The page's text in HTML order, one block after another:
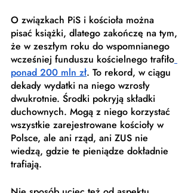
O związkach PiS i kościoła można
pisać książki, dlatego zakończę na tym,
że w zeszłym roku do wspomnianego
wcześniej funduszu kościelnego trafiło
ponad 200 mln zł. To rekord, w ciągu
dekady wydatki na niego wzrosły
dwukrotnie. Środki pokryją składki
duchownych. Mogą z niego korzystać
wszystkie zarejestrowane kościoły w
Polsce, ale ani rząd, ani ZUS nie
wiedzą, gdzie te pieniądze dokładnie
trafiają.